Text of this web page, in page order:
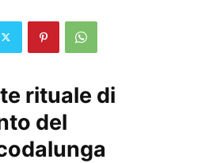
rituale di
del